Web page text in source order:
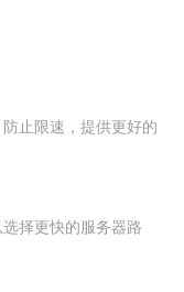
止限速，提供更好的
择更快的服务器路